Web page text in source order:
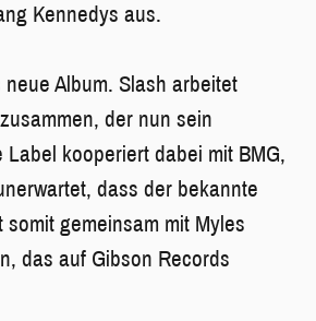
Kennedys aus.
Album. Slash arbeitet
der nun sein
kooperiert dabei mit BMG,
dass der bekannte
gemeinsam mit Myles
das auf Gibson Records